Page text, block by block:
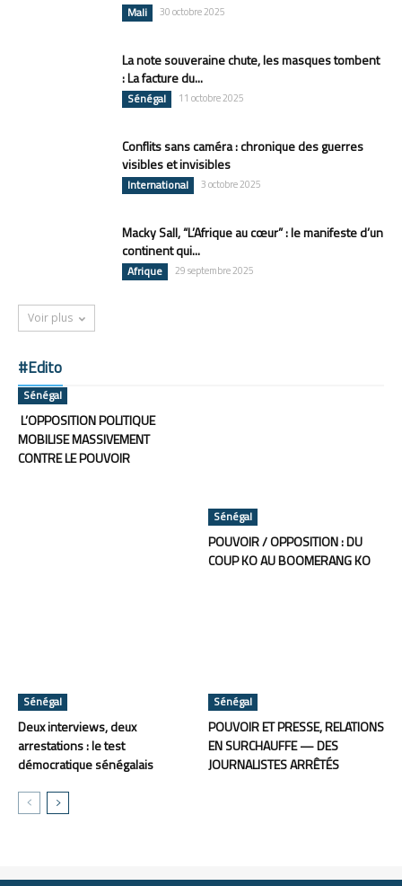
Mali 30 octobre 2025
La note souveraine chute, les masques tombent
: La facture du...
Sénégal 11 octobre 2025
Conflits sans caméra : chronique des guerres
visibles et invisibles
International 3 octobre 2025
Macky Sall, “L’Afrique au cœur” : le manifeste d’un
continent qui...
Afrique 29 septembre 2025
Voir plus
#Edito
Sénégal
L’OPPOSITION POLITIQUE
MOBILISE MASSIVEMENT
CONTRE LE POUVOIR
Sénégal
POUVOIR / OPPOSITION : DU
COUP KO AU BOOMERANG KO
Sénégal
Deux interviews, deux
arrestations : le test
démocratique sénégalais
Sénégal
POUVOIR ET PRESSE, RELATIONS
EN SURCHAUFFE — DES
JOURNALISTES ARRÊTÉS